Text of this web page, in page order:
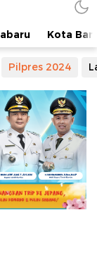
Kota
Pilpres 2024